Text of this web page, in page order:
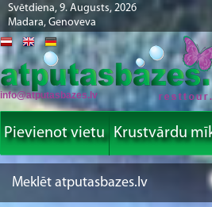
Svētdiena, 9. Augusts, 2026
Madara, Genoveva
info@atputasbazes.lv
Pievienot vietu Krustvārdu